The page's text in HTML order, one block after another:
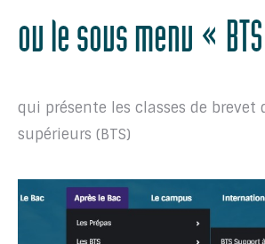
ou le sous menu «
qui présente les classes de brevet
supérieurs (BTS)